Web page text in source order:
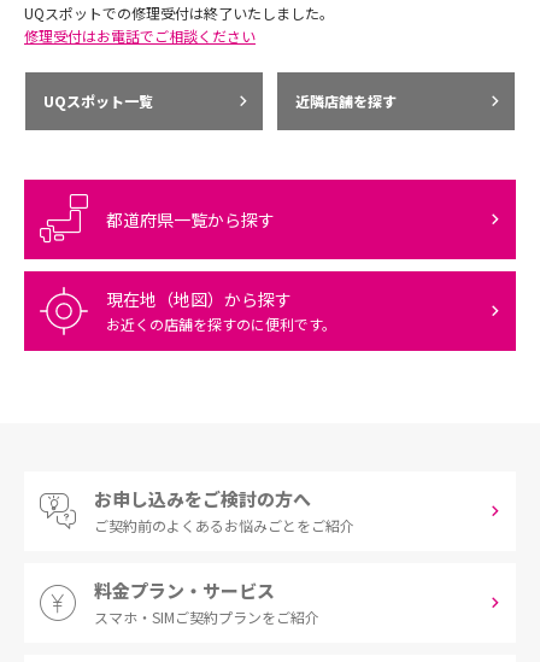
UQスポットでの修理受付は終了いたしました。
修理受付はお電話でご相談ください
UQスポット一覧 近隣店舗を探す
都道府県一覧から探す
現在地（地図）から探す
お近くの店舗を探すのに便利です。
お申し込みをご検討の方へ
ご契約前のよくあるお悩みごとをご紹介
料金プラン・サービス
スマホ・SIMご契約プランをご紹介